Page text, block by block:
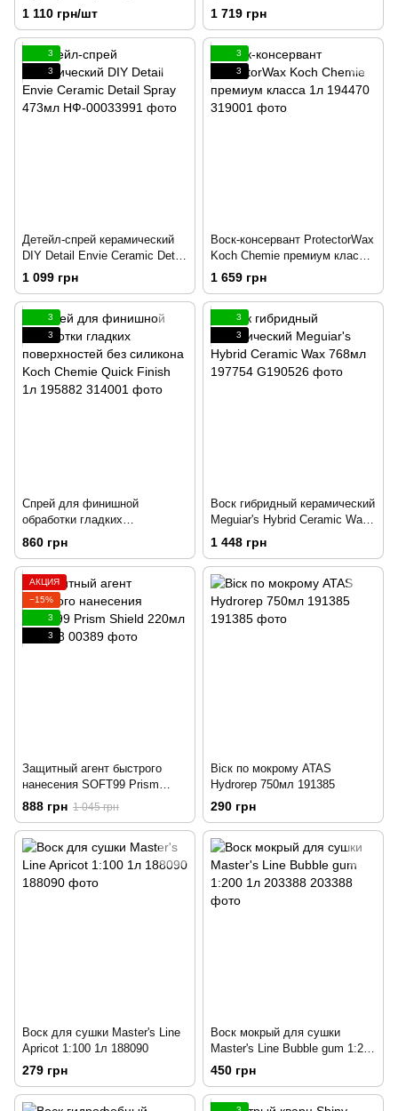
WetCoat Essence 100 мл
1 110 грн/шт
Ceramic Detailer 1л
1 719 грн
3
3
Детейл-спрей керамический
DIY Detail Envie Ceramic Detail
Spray 473мл
1 099 грн
3
3
Воск-консервант ProtectorWax
Koch Chemie премиум класса
1л 194470
1 659 грн
3
3
Спрей для финишной
обработки гладких
поверхностей без силикона
Koch Chemie Quick Finish 1л
195882
860 грн
3
3
Воск гибридный керамический
Meguiar's Hybrid Ceramic Wax
768мл 197754
1 448 грн
АКЦИЯ
−15%
3
3
Защитный агент быстрого
нанесения SOFT99 Prism
Shield 220мл 197168
888 грн 1 045 грн
Віск по мокрому ATAS
Hydrorep 750мл 191385
290 грн
Воск для сушки Master's Line
Apricot 1:100 1л 188090
279 грн
Воск мокрый для сушки
Master's Line Bubble gum 1:200
1л 203388
450 грн